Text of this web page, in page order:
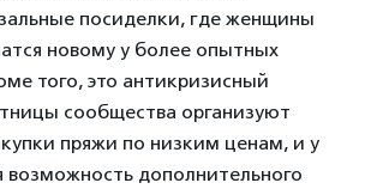
посиделки, где женщины
новому у более опытных
того, это антикризисный
сообщества организуют
пряжи по низким ценам, и у
возможность дополнительного